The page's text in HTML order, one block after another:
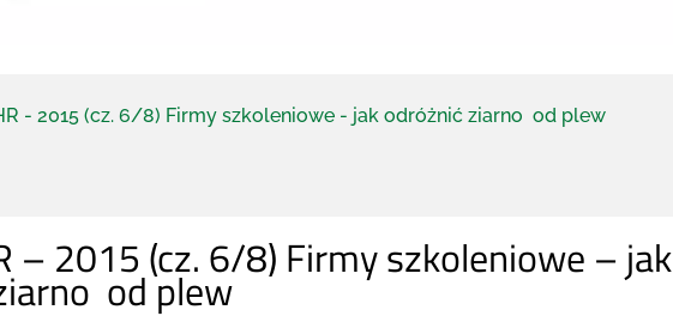
- 2015 (cz. 6/8) Firmy szkoleniowe - jak odróżnić ziarno od plew
– 2015 (cz. 6/8) Firmy szkoleniowe – jak
od plew